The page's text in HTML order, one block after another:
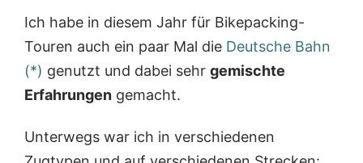
Ich habe in diesem Jahr für Bikepacking-
Touren auch ein paar Mal die Deutsche Bahn
(*) genutzt und dabei sehr gemischte
Erfahrungen gemacht.
Unterwegs war ich in verschiedenen